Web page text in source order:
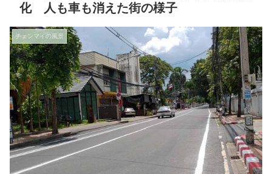
化 人も車も消えた街の様子
チェンマイの風景